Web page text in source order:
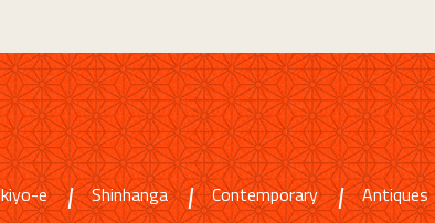
e Shinhanga Contemporary Antiques